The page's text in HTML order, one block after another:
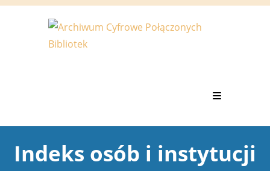
Koniec
Indeks osób i instytucji